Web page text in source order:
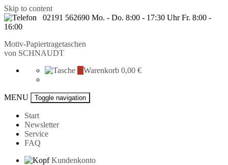
Skip to content
02191 562690 Mo. - Do. 8:00 - 17:30 Uhr Fr. 8:00 -
16:00
Motiv-Papiertragetaschen
von SCHNAUDT
0 Warenkorb 0,00 €
MENU Toggle navigation
Start
Newsletter
Service
FAQ
Kundenkonto